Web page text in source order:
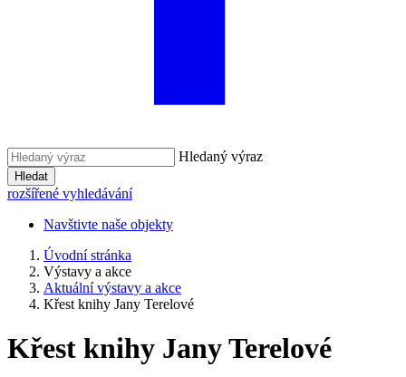
Hledaný výraz
Hledat
rozšířené vyhledávání
Navštivte naše objekty
Úvodní stránka
Výstavy a akce
Aktuální výstavy a akce
Křest knihy Jany Terelové
Křest knihy Jany Terelové